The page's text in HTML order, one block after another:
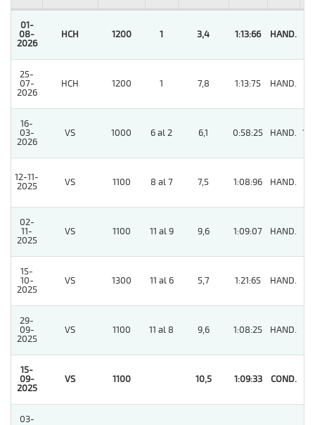
01-
08-
2026
HCH 1200 1 3,4 1:13:66 HAND.
25-
07-
2026
HCH 1200 1 7,8 1:13:75 HAND.
16-
03-
2026
VS 1000 6 al 2 6,1 0:58:25 HAND. 10
12-11-
2025
VS 1100 8 al 7 7,5 1:08:96 HAND.
02-
11-
2025
VS 1100 11 al 9 9,6 1:09:07 HAND.
15-
10-
2025
VS 1300 11 al 6 5,7 1:21:65 HAND.
29-
09-
2025
VS 1100 11 al 8 9,6 1:08:25 HAND.
15-
09-
2025
VS 1100 10,5 1:09:33 COND.
03-